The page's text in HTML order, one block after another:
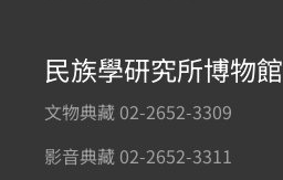
民族學研究所博物館
文物典藏 02-2652-3309
影音典藏 02-2652-3311